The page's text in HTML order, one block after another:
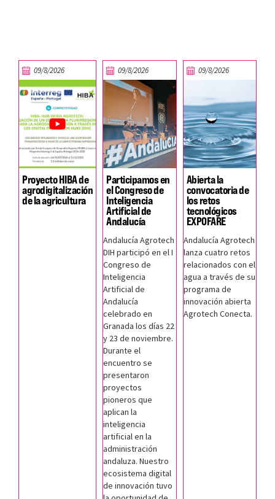
09/8/2026
Proyecto HIBA de
agrodigitalización
de la agricultura
09/8/2026
Participamos en
el Congreso de
Inteligencia
Artificial de
Andalucía
Andalucía Agrotech
DIH participó en el I
Congreso de
Inteligencia
Artificial de
Andalucía
celebrado en
Granada los días 22
y 23 de noviembre.
Durante el
encuentro se
presentaron
proyectos
pioneros que
aplican la
inteligencia
artificial en la
administración
andaluza. Nuestro
ecosistema digital
de innovación tuvo
09/8/2026
Abierta la
convocatoria de
los retos
tecnológicos
EXPOFARE
Andalucía Agrotech
lanza cuatro retos
relacionados con el
agua a través de su
programa de
innovación abierta
Agrotech Conecta.